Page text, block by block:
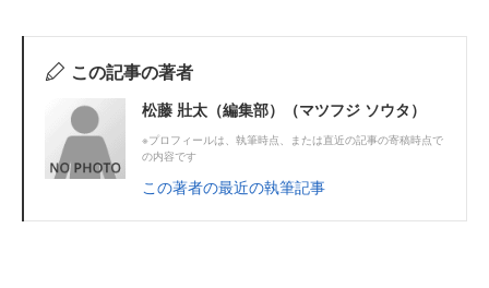
この記事の著者
松藤 壯太（編集部）（マツフジ ソウタ）
※プロフィールは、執筆時点、または直近の記事の寄稿時点で
の内容です
この著者の最近の執筆記事